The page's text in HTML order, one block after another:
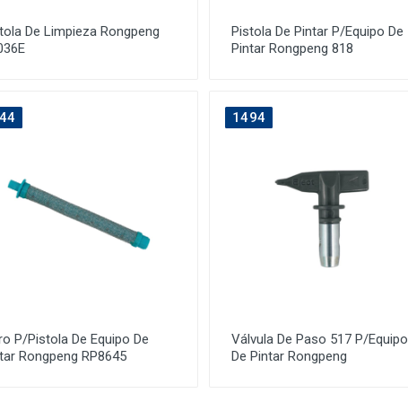
De Limpieza Rongpeng
Pistola De Pintar P/Equipo De
Pintar Rongpeng 818
P/Pistola De Equipo De
Rongpeng RP8645
1494
Válvula De Paso 517 P/Equipo
De Pintar Rongpeng